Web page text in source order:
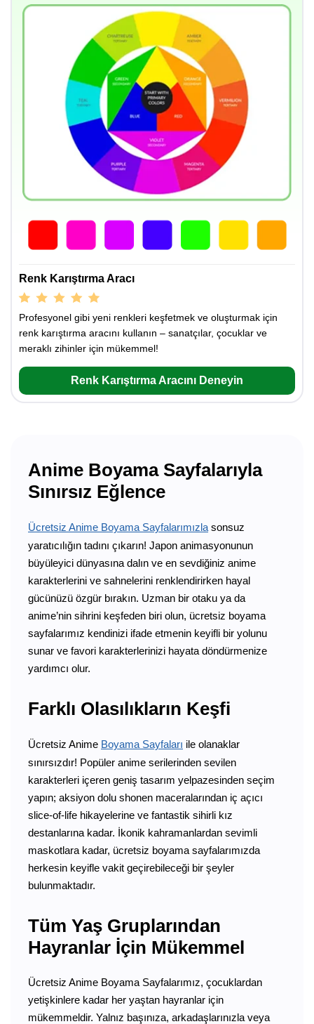
Renk Karıştırma Aracı
Profesyonel gibi yeni renkleri keşfetmek ve oluşturmak için
renk karıştırma aracını kullanın – sanatçılar, çocuklar ve
meraklı zihinler için mükemmel!
Renk Karıştırma Aracını Deneyin
Anime Boyama Sayfalarıyla
Sınırsız Eğlence
Ücretsiz Anime Boyama Sayfalarımızla sonsuz
yaratıcılığın tadını çıkarın! Japon animasyonunun
büyüleyici dünyasına dalın ve en sevdiğiniz anime
karakterlerini ve sahnelerini renklendirirken hayal
gücünüzü özgür bırakın. Uzman bir otaku ya da
anime’nin sihrini keşfeden biri olun, ücretsiz boyama
sayfalarımız kendinizi ifade etmenin keyifli bir yolunu
sunar ve favori karakterlerinizi hayata döndürmenize
yardımcı olur.
Farklı Olasılıkların Keşfi
Ücretsiz Anime Boyama Sayfaları ile olanaklar
sınırsızdır! Popüler anime serilerinden sevilen
karakterleri içeren geniş tasarım yelpazesinden seçim
yapın; aksiyon dolu shonen maceralarından iç açıcı
slice-of-life hikayelerine ve fantastik sihirli kız
destanlarına kadar. İkonik kahramanlardan sevimli
maskotlara kadar, ücretsiz boyama sayfalarımızda
herkesin keyifle vakit geçirebileceği bir şeyler
bulunmaktadır.
Tüm Yaş Gruplarından
Hayranlar İçin Mükemmel
Ücretsiz Anime Boyama Sayfalarımız, çocuklardan
yetişkinlere kadar her yaştan hayranlar için
mükemmeldir. Yalnız başınıza, arkadaşlarınızla veya